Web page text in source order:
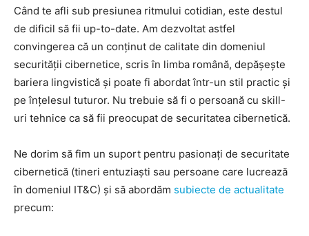
Când te afli sub presiunea ritmului cotidian, este destul
de dificil să fii up-to-date. Am dezvoltat astfel
convingerea că un conținut de calitate din domeniul
securității cibernetice, scris în limba română, depășește
bariera lingvistică și poate fi abordat într-un stil practic și
pe înțelesul tuturor. Nu trebuie să fi o persoană cu skill-
uri tehnice ca să fii preocupat de securitatea cibernetică.
Ne dorim să fim un suport pentru pasionați de securitate
cibernetică (tineri entuziaști sau persoane care lucrează
în domeniul IT&C) și să abordăm subiecte de actualitate
precum: